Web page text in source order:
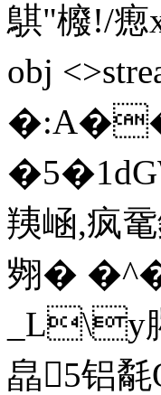
鶀"櫠!/
obj
羠崡,疯
翙�
_L\y
皛5铝